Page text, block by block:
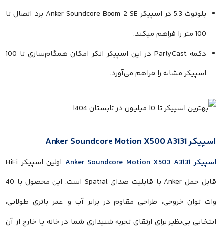
بلوتوث 5.3 در اسپیکر Anker Soundcore Boom 2 SE برد اتصال تا
دکمه PartyCast در این اسپیکر انکر امکان همگام‌سازی تا 100
را فراهم می‌آورد.
اولین اسپیکر HiFi
قابل حمل Anker با قابلیت صدای Spatial است. این محصول با 40
طراحی مقاوم در برابر آب و عمر باتری طولانی،
برای ارتقای تجربه شنیداری شما در خانه یا خارج از آن